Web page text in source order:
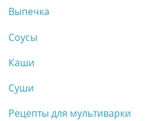
Выпечка
Соусы
Каши
Суши
Рецепты для мультиварки